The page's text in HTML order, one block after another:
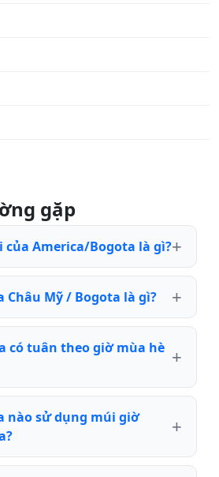
gặp
America/Bogota là gì?
Châu Mỹ / Bogota là gì?
có tuân theo giờ mùa hè
nào sử dụng múi giờ